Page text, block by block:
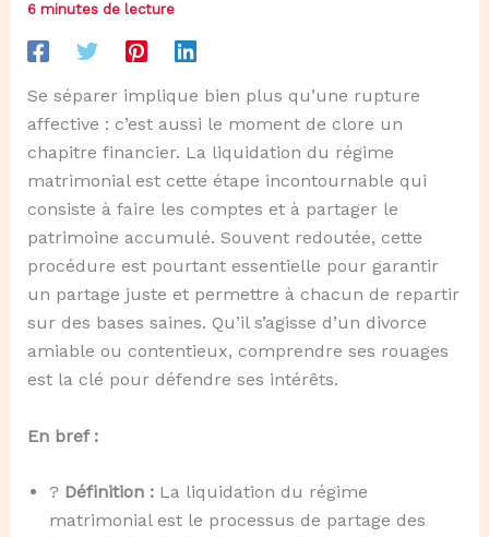
6 minutes de lecture
Se séparer implique bien plus qu’une rupture
affective : c’est aussi le moment de clore un
chapitre financier. La liquidation du régime
matrimonial est cette étape incontournable qui
consiste à faire les comptes et à partager le
patrimoine accumulé. Souvent redoutée, cette
procédure est pourtant essentielle pour garantir
un partage juste et permettre à chacun de repartir
sur des bases saines. Qu’il s’agisse d’un divorce
amiable ou contentieux, comprendre ses rouages
est la clé pour défendre ses intérêts.
En bref :
? Définition :La liquidation du régime
matrimonial est le processus de partage des